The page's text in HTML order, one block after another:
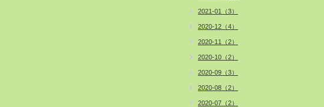
2021-01（3）
2020-12（4）
2020-11（2）
2020-10（2）
2020-09（3）
2020-08（2）
2020-07（2）